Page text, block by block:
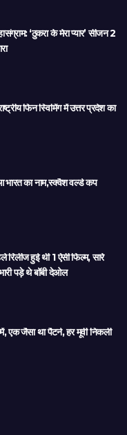
‘ठुकरा के मेरा प्यार’ सीजन 2
फिन स्विमिंग में उत्तर प्रदेश का
भारत का नाम,स्क्वैश वर्ल्ड कप
हुई थी 1 ऐसी फिल्म, सारे
पड़े थे बॉबी देओल
जैसा था पैटर्न, हर मूवी निकली